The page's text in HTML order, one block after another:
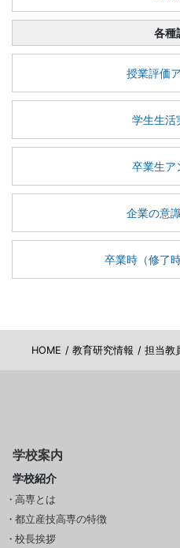
各種
授業評価
学生生活
卒業生ア
企業の意
卒業時（修了
HOME 教育研究情報 担当教
学校案内
学校紹介
高専とは
都立産技高専の特徴
校長挨拶